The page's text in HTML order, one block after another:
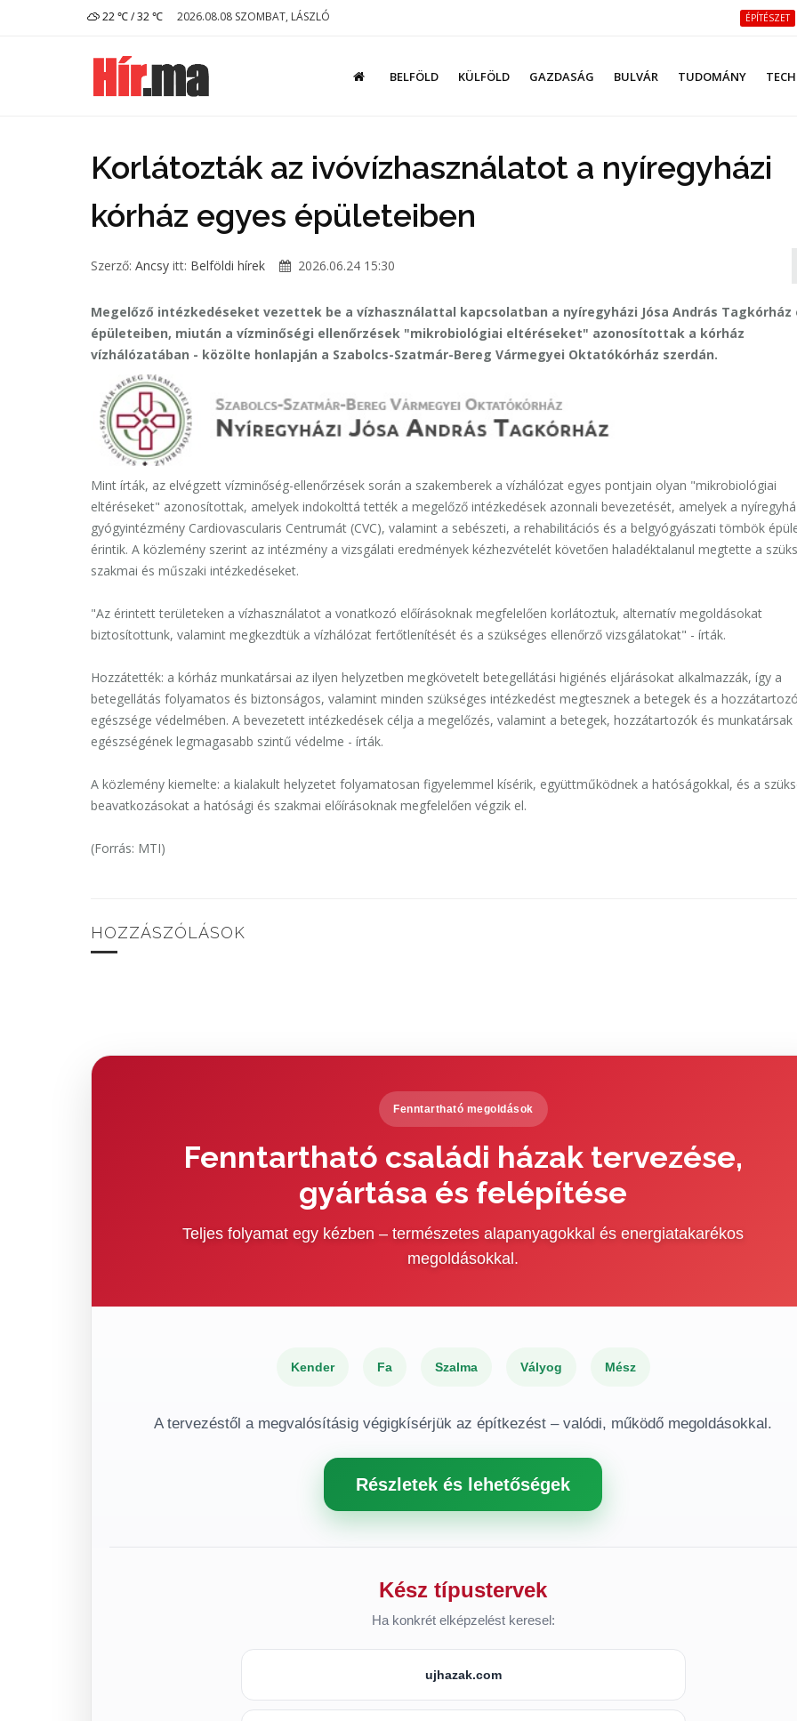
22 ℃ / 32 ℃ 2026.08.08 SZOMBAT, LÁSZLÓ ÉPÍTÉSZET
BELFÖLD KÜLFÖLD GAZDASÁG BULVÁR TUDOMÁNY TECH
Korlátozták az ivóvízhasználatot a nyíregyházi
kórház egyes épületeiben
Szerző: Ancsy itt: Belföldi hírek 2026.06.24 15:30
Megelőző intézkedéseket vezettek be a vízhasználattal kapcsolatban a nyíregyházi Jósa András Tagkórház
épületeiben, miután a vízminőségi ellenőrzések "mikrobiológiai eltéréseket" azonosítottak a kórház
vízhálózatában - közölte honlapján a Szabolcs-Szatmár-Bereg Vármegyei Oktatókórház szerdán.
Mint írták, az elvégzett vízminőség-ellenőrzések során a szakemberek a vízhálózat egyes pontjain olyan "mikrobiológiai
eltéréseket" azonosítottak, amelyek indokolttá tették a megelőző intézkedések azonnali bevezetését, amelyek a
gyógyintézmény Cardiovascularis Centrumát (CVC), valamint a sebészeti, a rehabilitációs és a belgyógyászati tömbök
érintik. A közlemény szerint az intézmény a vizsgálati eredmények kézhezvételét követően haladéktalanul megtette a
szakmai és műszaki intézkedéseket.
"Az érintett területeken a vízhasználatot a vonatkozó előírásoknak megfelelően korlátoztuk, alternatív megoldásokat
biztosítottunk, valamint megkezdtük a vízhálózat fertőtlenítését és a szükséges ellenőrző vizsgálatokat" - írták.
Hozzátették: a kórház munkatársai az ilyen helyzetben megkövetelt betegellátási higiénés eljárásokat alkalmazzák, így a
betegellátás folyamatos és biztonságos, valamint minden szükséges intézkedést megtesznek a betegek és a
egészsége védelmében. A bevezetett intézkedések célja a megelőzés, valamint a betegek, hozzátartozók és munkatársak
egészségének legmagasabb szintű védelme - írták.
A közlemény kiemelte: a kialakult helyzetet folyamatosan figyelemmel kísérik, együttműködnek a hatóságokkal, és a
beavatkozásokat a hatósági és szakmai előírásoknak megfelelően végzik el.
(Forrás: MTI)
HOZZÁSZÓLÁSOK
Fenntartható megoldások
Fenntartható családi házak tervezése,
gyártása és felépítése
Teljes folyamat egy kézben – természetes alapanyagokkal és energiatakarékos
megoldásokkal.
Kender Fa Szalma Vályog Mész
A tervezéstől a megvalósításig végigkísérjük az építkezést – valódi, működő megoldásokkal.
Részletek és lehetőségek
Kész típustervek
Ha konkrét elképzelést keresel:
ujhazak.com